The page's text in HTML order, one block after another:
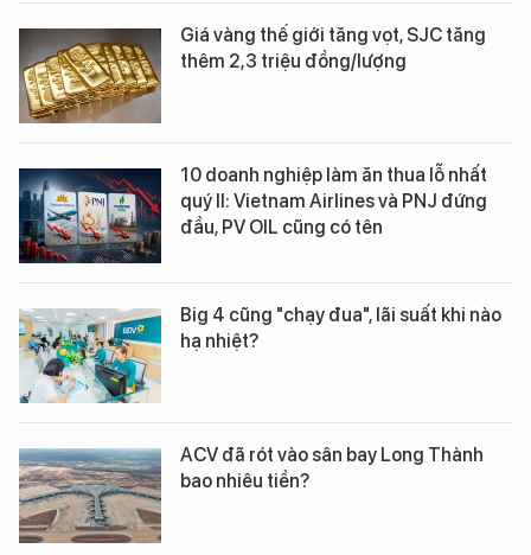
Giá vàng thế giới tăng vọt, SJC tăng
thêm 2,3 triệu đồng/lượng
10 doanh nghiệp làm ăn thua lỗ nhất
quý II: Vietnam Airlines và PNJ đứng
đầu, PV OIL cũng có tên
Big 4 cũng "chạy đua", lãi suất khi nào
hạ nhiệt?
ACV đã rót vào sân bay Long Thành
bao nhiêu tiền?